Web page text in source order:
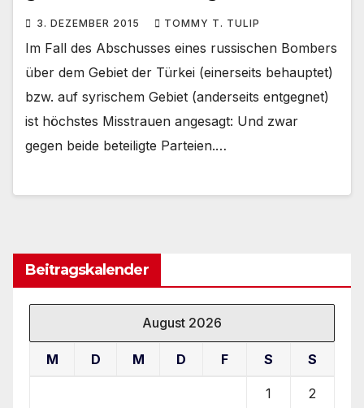
3. DEZEMBER 2015 TOMMY T. TULIP
Im Fall des Abschusses eines russischen Bombers
über dem Gebiet der Türkei (einerseits behauptet)
bzw. auf syrischem Gebiet (anderseits entgegnet)
ist höchstes Misstrauen angesagt: Und zwar
gegen beide beteiligte Parteien.…
Beitragskalender
August 2026
M D M D F S S
1 2